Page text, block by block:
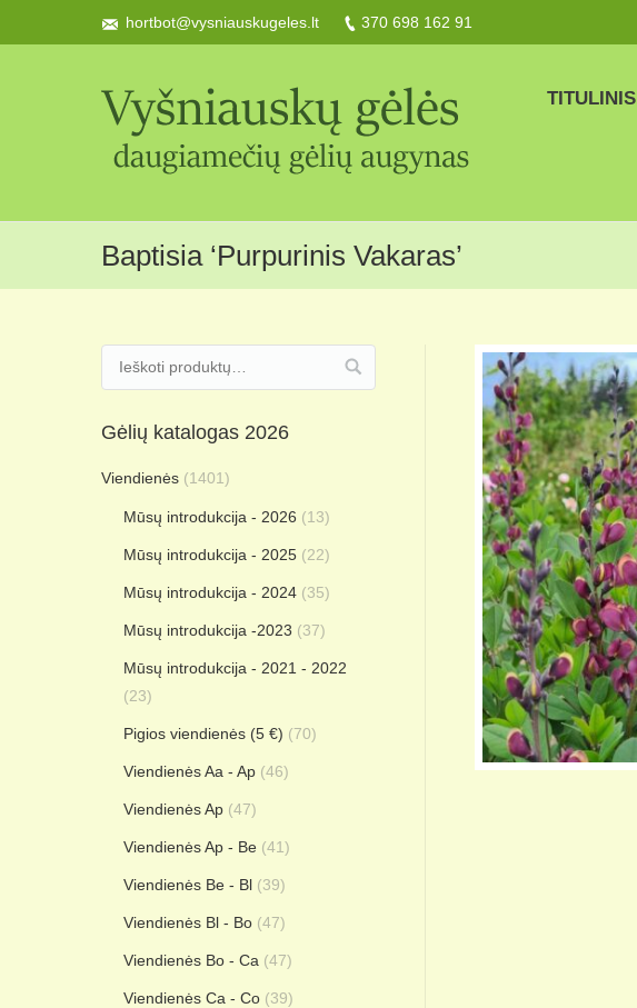
hortbot@vysniauskugeles.lt 370 698 162 91
TITULINIS
Baptisia ‘Purpurinis Vakaras’
Gėlių katalogas 2026
Viendienės (1401)
Mūsų introdukcija - 2026 (13)
Mūsų introdukcija - 2025 (22)
Mūsų introdukcija - 2024 (35)
Mūsų introdukcija -2023 (37)
Mūsų introdukcija - 2021 - 2022
(23)
Pigios viendienės (5 €) (70)
Viendienės Aa - Ap (46)
Viendienės Ap (47)
Viendienės Ap - Be (41)
Viendienės Be - Bl (39)
Viendienės Bl - Bo (47)
Viendienės Bo - Ca (47)
Viendienės Ca - Co (39)